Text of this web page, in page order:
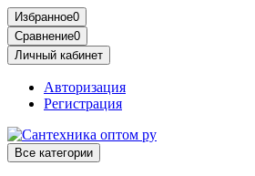
Избранное0
Сравнение0
Личный кабинет
Авторизация
Регистрация
Все категории